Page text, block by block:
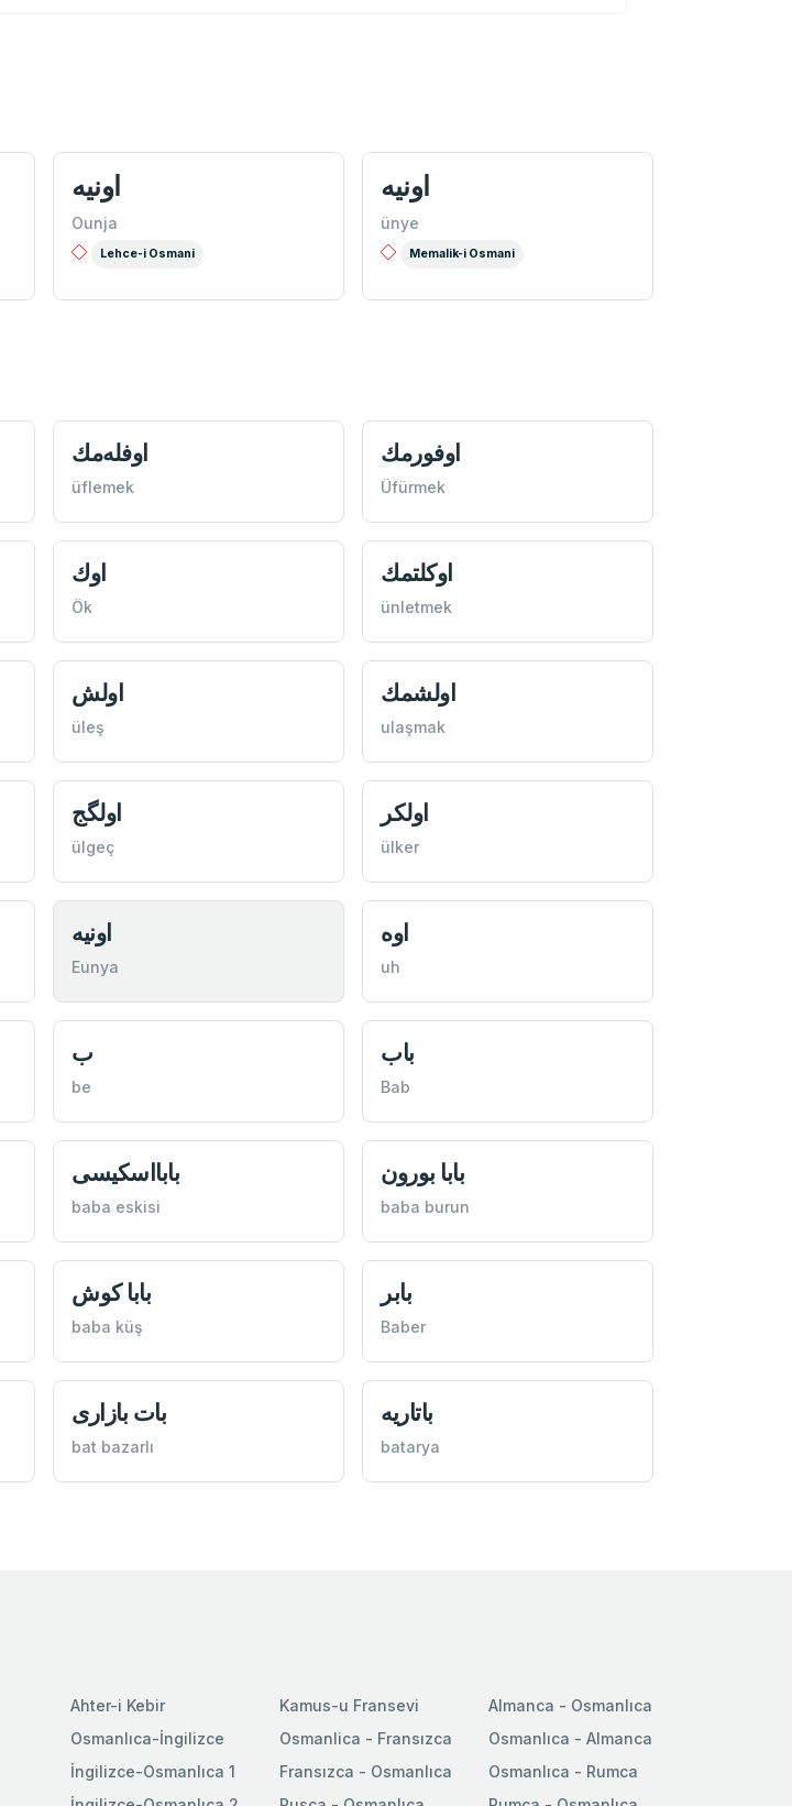
اونيه
Ounja
Lehce-i Osmani
اونيه
ünye
Memalik-i Osmani
اوفله‌مك
üflemek
اوفورمك
Üfürmek
اوك
Ök
اوكلتمك
ünletmek
اولش
üleş
اولشمك
ulaşmak
اولگج
ülgeç
اولكر
ülker
اونيه
Eunya
اوه
uh
ب
be
باب
Bab
بابااسكيسی
baba eskisi
بابا بورون
baba burun
بابا كوش
baba küş
بابر
Baber
بات بازاری
bat bazarlı
باتاريه
batarya
Ahter-i Kebir
Osmanlıca-İngilizce
İngilizce-Osmanlıca 1
Kamus-u Fransevi
Osmanlica - Fransızca
Fransızca - Osmanlıca
Almanca - Osmanlıca
Osmanlıca - Almanca
Osmanlıca - Rumca